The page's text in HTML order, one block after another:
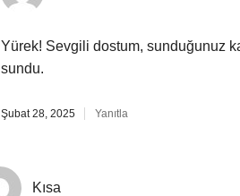
Yürek! Sevgili dostum, sunduğunuz
sundu.
Şubat 28, 2025 Yanıtla
Kısa